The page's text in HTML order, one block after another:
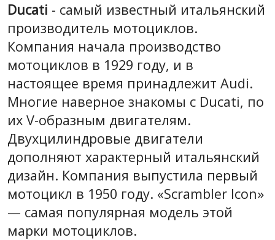
Ducati - самый известный итальянский
производитель мотоциклов.
Компания начала производство
мотоциклов в 1929 году, и в
настоящее время принадлежит Audi.
Многие наверное знакомы с Ducati, по
их V-образным двигателям.
Двухцилиндровые двигатели
дополняют характерный итальянский
дизайн. Компания выпустила первый
мотоцикл в 1950 году. «Scrambler Icon»
— самая популярная модель этой
марки мотоциклов.